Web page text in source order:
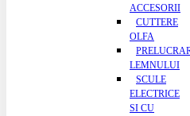
ACCESORII
CUTTERE
OLFA
LEMNULUI
SCULE
ELECTRICE
SI CU